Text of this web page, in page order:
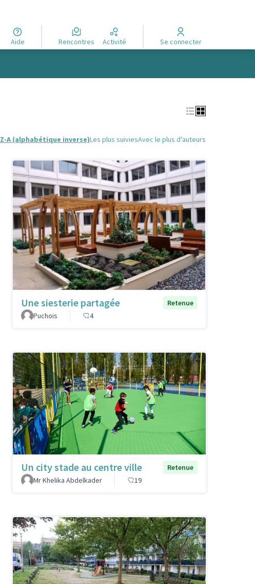
Aide Rencontres Activité Se connecter
Z-A (alphabétique inverse)Les plus suiviesAvec le plus d'auteurs
Une siesterie partagée
Retenue
Puchois
4
Un city stade au centre ville
Retenue
Mr Khelika Abdelkader
19